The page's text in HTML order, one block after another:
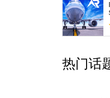
热门话